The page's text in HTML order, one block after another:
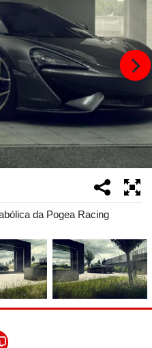
da Pogea Racing